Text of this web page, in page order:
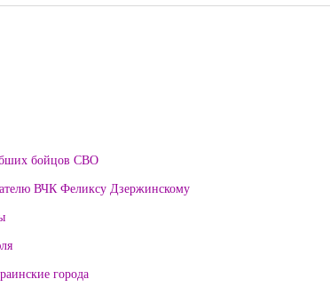
бойцов СВО
ВЧК Феликсу Дзержинскому
города